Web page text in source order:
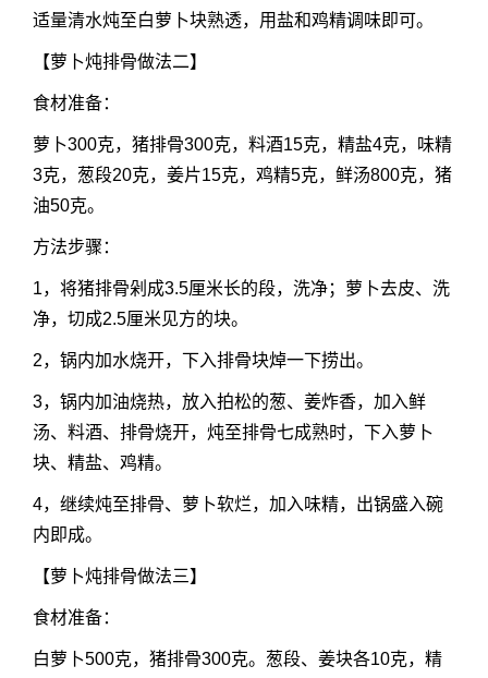
适量清水炖至白萝卜块熟透，用盐和鸡精调味即可。
【萝卜炖排骨做法二】
食材准备：
萝卜300克，猪排骨300克，料酒15克，精盐4克，味精
3克，葱段20克，姜片15克，鸡精5克，鲜汤800克，猪
油50克。
方法步骤：
1，将猪排骨剁成3.5厘米长的段，洗净；萝卜去皮、洗
净，切成2.5厘米见方的块。
2，锅内加水烧开，下入排骨块焯一下捞出。
3，锅内加油烧热，放入拍松的葱、姜炸香，加入鲜
汤、料酒、排骨烧开，炖至排骨七成熟时，下入萝卜
块、精盐、鸡精。
4，继续炖至排骨、萝卜软烂，加入味精，出锅盛入碗
内即成。
【萝卜炖排骨做法三】
食材准备：
白萝卜500克，猪排骨300克。葱段、姜块各10克，精